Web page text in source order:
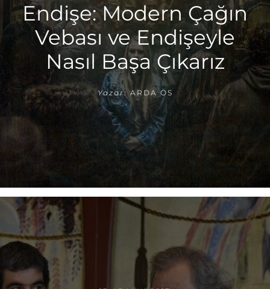
Endişe: Modern Çağın
Vebası ve Endişeyle
Nasıl Başa Çıkarız
Yazar: ARDA ÖS